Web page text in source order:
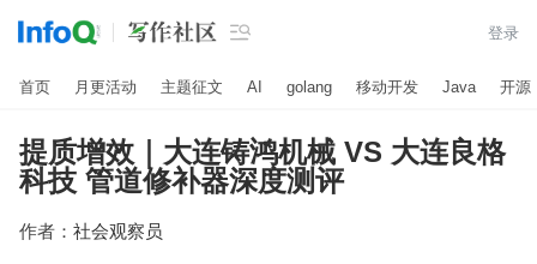
 登录
首页 月更活动 主题征文 AI golang 移动开发 Java 开源
提质增效｜大连铸鸿机械 VS 大连良格
科技 管道修补器深度测评
作者： 社会观察员